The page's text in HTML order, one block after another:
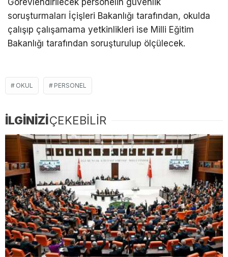
soruşturmaları İçişleri Bakanlığı tarafından, okulda
çalışıp çalışamama yetkinlikleri ise Milli Eğitim
Bakanlığı tarafından soruşturulup ölçülecek.
OKUL PERSONEL
İLGİNİZİÇEKEBİLİR